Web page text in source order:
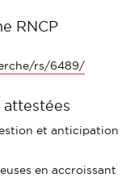
RNCP
rs/6489/
et anticipation
en accroissant